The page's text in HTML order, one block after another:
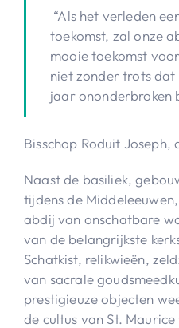
“Als het verleden
toekomst, zal onze
mooie toekomst
niet zonder trots
jaar ononderbroken
Bisschop Roduit
Naast de basiliek,
tijdens de
abdij van onschatbare
van de belangrijkste
Schatkist, relikwieën,
van sacrale
prestigieuze objecten
de cultus van St.